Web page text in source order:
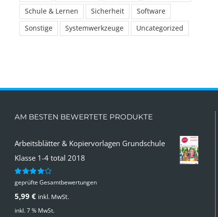
Schule & Lernen
Sicherheit
Software
Sonstige
Systemwerkzeuge Uncategorized
AM BESTEN BEWERTETE PRODUKTE
Arbeitsblätter & Kopiervorlagen Grundschule
Klasse 1-4 total 2018
Bewertet
von 5
geprüfte Gesamtbewertungen
5,99 € inkl. MwSt.
inkl. 7 % MwSt.